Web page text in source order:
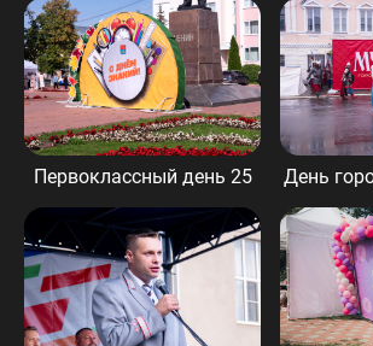
Первоклассный день 25 День